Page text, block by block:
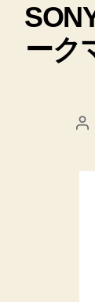
ーク
投